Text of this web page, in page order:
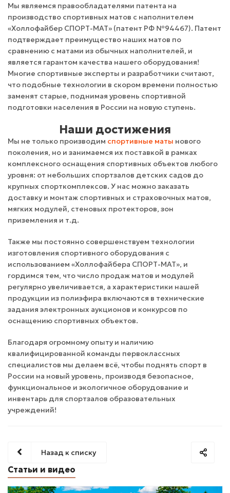
Мы являемся правообладателями патента на
производство спортивных матов с наполнителем
«Холлофайбер СПОРТ-МАТ» (патент РФ №94467). Патент
подтверждает преимущество наших матов по
сравнению с матами из обычных наполнителей, и
является гарантом качества нашего оборудования!
Многие спортивные эксперты и разработчики считают,
что подобные технологии в скором времени полностью
заменят старые, поднимая уровень спортивной
подготовки населения в России на новую ступень.
Наши достижения
Мы не только производим спортивные маты нового
поколения, но и занимаемся их поставкой в рамках
комплексного оснащения спортивных объектов любого
уровня: от небольших спортзалов детских садов до
крупных спорткомплексов. У нас можно заказать
доставку и монтаж спортивных и страховочных матов,
мягких модулей, стеновых протекторов, зон
приземления и т.д.
Также мы постоянно совершенствуем технологии
изготовления спортивного оборудования с
использованием «Холлофайбера СПОРТ-МАТ», и
гордимся тем, что число продаж матов и модулей
регулярно увеличивается, а характеристики нашей
продукции из полиэфира включаются в технические
задания электронных аукционов и конкурсов по
оснащению спортивных объектов.
Благодаря огромному опыту и наличию
квалифицированной команды первоклассных
специалистов мы делаем всё, чтобы поднять спорт в
России на новый уровень, производя безопасное,
функциональное и экологичное оборудование и
инвентарь для спортзалов образовательных
учреждений!
Назад к списку
Статьи и видео